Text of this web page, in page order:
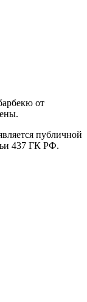
от
публичной
437 ГК РФ.